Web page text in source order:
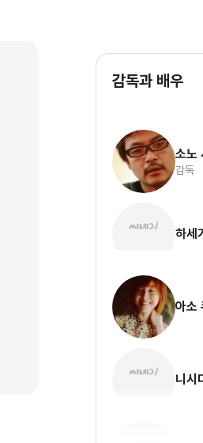
감독과 배우
소노
감독
하세
아소
니시